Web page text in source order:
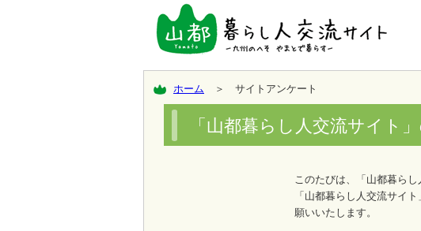
ホーム ＞ サイトアンケート
「山都暮らし人交流サイト
このたびは、「山都暮ら
「山都暮らし人交流サイ
願いいたします。